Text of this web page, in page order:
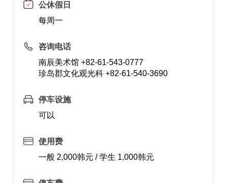
公休假日
每周一
咨询电话
南辰美术馆 +82-61-543-0777
珍岛郡文化观光科 +82-61-540-3690
停车设施
可以
使用费
一般 2,000韩元 / 学生 1,000韩元